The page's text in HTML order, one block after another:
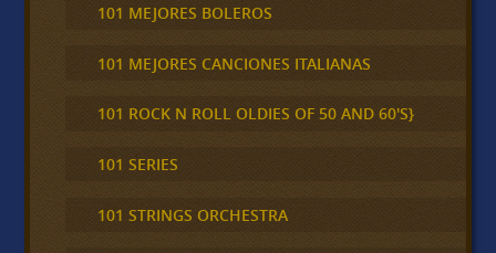
101 MEJORES BOLEROS
101 MEJORES CANCIONES ITALIANAS
101 ROCK N ROLL OLDIES OF 50 AND 60'S}
101 SERIES
101 STRINGS ORCHESTRA